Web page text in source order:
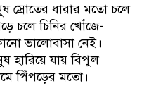
স্রোতের ধারার মতো চলে
চলে চিনির খোঁজে-
ভালোবাসা নেই।
হারিয়ে যায় বিপুল
পিঁপড়ের মতো।